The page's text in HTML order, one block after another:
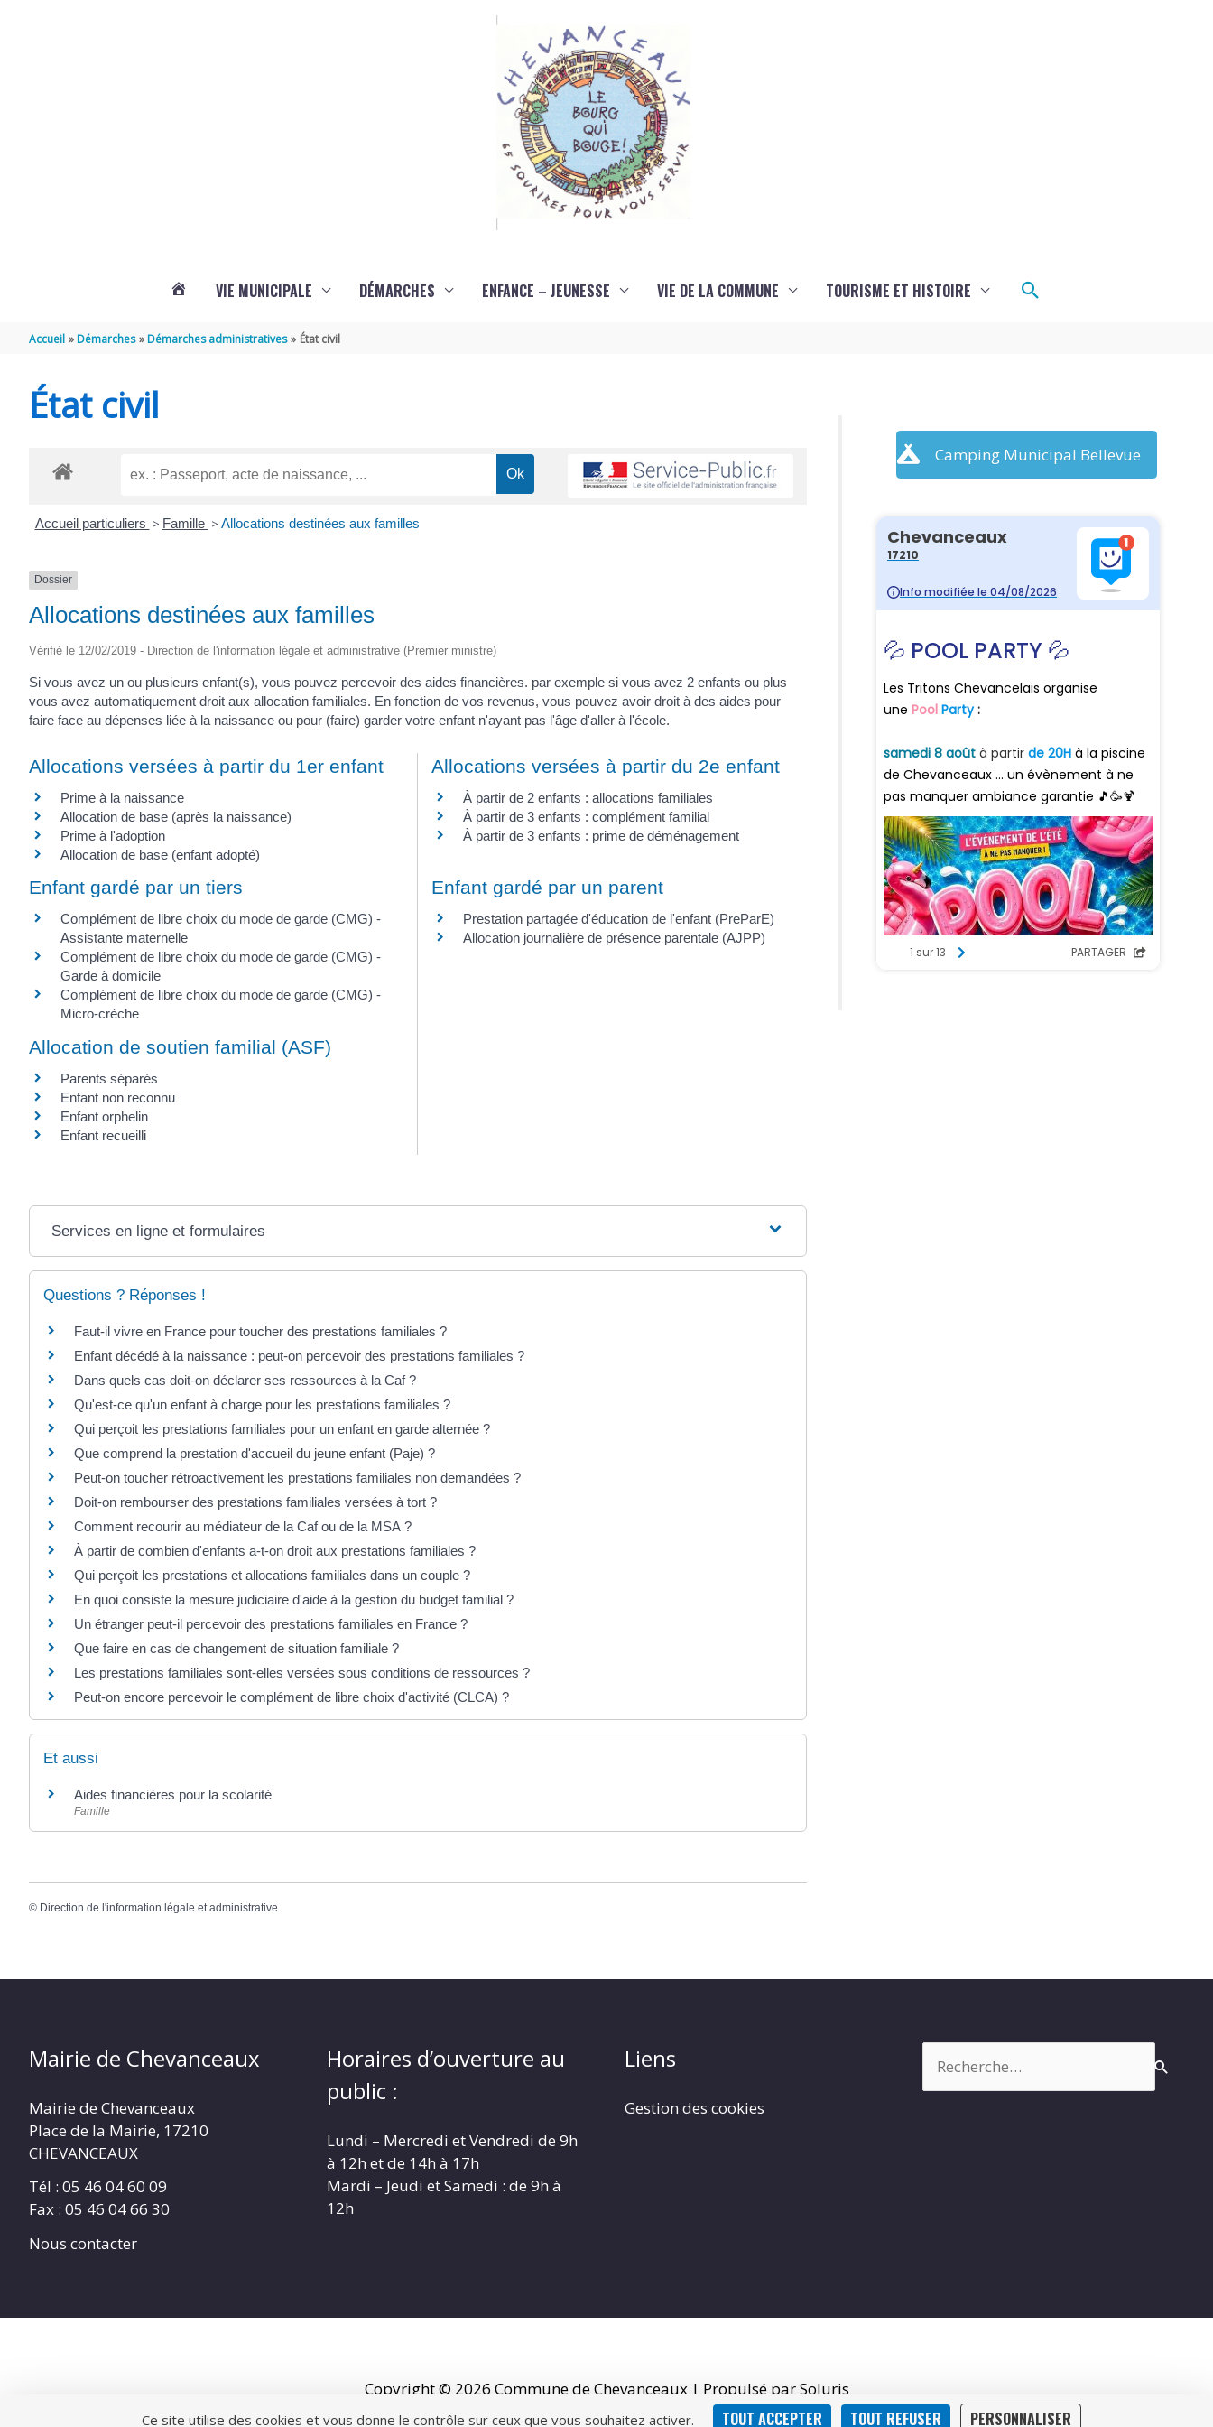
Ce site utilise des cookies et vous donne le contrôle sur ceux que vous souhaitez activer. TOUT ACCEPTER TOUT REFUSER PERSONNALISER
VIE MUNICIPALE DÉMARCHES ENFANCE – JEUNESSE VIE DE LA COMMUNE TOURISME ET HISTOIRE Rechercher
Accueil Démarches Démarches administratives État civil
État civil
Accueil particuliers > Famille > Allocations destinées aux familles
Dossier
Allocations destinées aux familles
Vérifié le 12/02/2019 - Direction de l'information légale et administrative (Premier ministre)
Si vous avez un ou plusieurs enfant(s), vous pouvez percevoir des aides financières. par exemple si vous avez 2 enfants ou plus
vous avez automatiquement droit aux allocation familiales. En fonction de vos revenus, vous pouvez avoir droit à des aides pour
faire face au dépenses liée à la naissance ou pour (faire) garder votre enfant n'ayant pas l'âge d'aller à l'école.
Allocations versées à partir du 1er enfant
Prime à la naissance
Allocation de base (après la naissance)
Prime à l'adoption
Allocation de base (enfant adopté)
Allocations versées à partir du 2e enfant
À partir de 2 enfants : allocations familiales
À partir de 3 enfants : complément familial
À partir de 3 enfants : prime de déménagement
Enfant gardé par un tiers
Complément de libre choix du mode de garde (CMG) -
Assistante maternelle
Complément de libre choix du mode de garde (CMG) -
Garde à domicile
Complément de libre choix du mode de garde (CMG) -
Micro-crèche
Enfant gardé par un parent
Prestation partagée d'éducation de l'enfant (PreParE)
Allocation journalière de présence parentale (AJPP)
Allocation de soutien familial (ASF)
Parents séparés
Enfant non reconnu
Enfant orphelin
Enfant recueilli
Services en ligne et formulaires
Questions ? Réponses !
Faut-il vivre en France pour toucher des prestations familiales ?
Enfant décédé à la naissance : peut-on percevoir des prestations familiales ?
Dans quels cas doit-on déclarer ses ressources à la Caf ?
Qu'est-ce qu'un enfant à charge pour les prestations familiales ?
Qui perçoit les prestations familiales pour un enfant en garde alternée ?
Que comprend la prestation d'accueil du jeune enfant (Paje) ?
Peut-on toucher rétroactivement les prestations familiales non demandées ?
Doit-on rembourser des prestations familiales versées à tort ?
Comment recourir au médiateur de la Caf ou de la MSA ?
À partir de combien d'enfants a-t-on droit aux prestations familiales ?
Qui perçoit les prestations et allocations familiales dans un couple ?
En quoi consiste la mesure judiciaire d'aide à la gestion du budget familial ?
Un étranger peut-il percevoir des prestations familiales en France ?
Que faire en cas de changement de situation familiale ?
Les prestations familiales sont-elles versées sous conditions de ressources ?
Peut-on encore percevoir le complément de libre choix d'activité (CLCA) ?
Et aussi
Aides financières pour la scolarité
Famille
© Direction de l'information légale et administrative
Camping Municipal Bellevue
Mairie de Chevanceaux
Mairie de Chevanceaux
Place de la Mairie, 17210
CHEVANCEAUX
Tél : 05 46 04 60 09
Fax : 05 46 04 66 30
Nous contacter
Horaires d’ouverture au
public :
Lundi – Mercredi et Vendredi de 9h
à 12h et de 14h à 17h
Mardi – Jeudi et Samedi : de 9h à
12h
Liens
Gestion des cookies
Copyright © 2026Commune de Chevanceaux| Propulsé par Soluris